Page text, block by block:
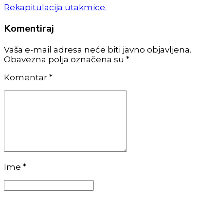
Rekapitulacija utakmice.
Komentiraj
Vaša e-mail adresa neće biti javno objavljena.
Obavezna polja označena su *
Komentar *
Ime *